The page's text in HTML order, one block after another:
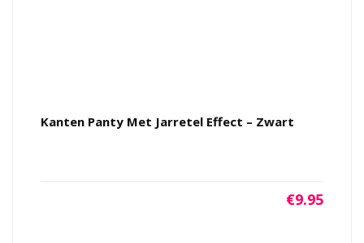
Kanten Panty Met Jarretel Effect – Zwart
€9.95